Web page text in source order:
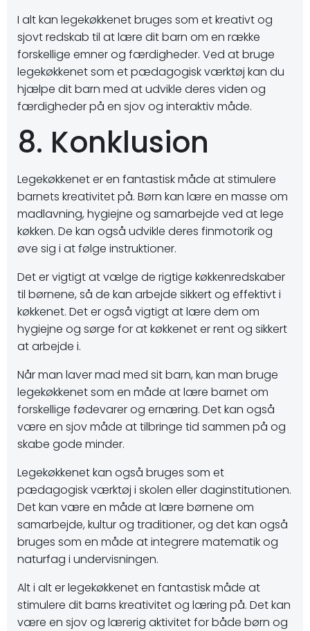
I alt kan legekøkkenet bruges som et kreativt og
sjovt redskab til at lære dit barn om en række
forskellige emner og færdigheder. Ved at bruge
legekøkkenet som et pædagogisk værktøj kan du
hjælpe dit barn med at udvikle deres viden og
færdigheder på en sjov og interaktiv måde.
8. Konklusion
Legekøkkenet er en fantastisk måde at stimulere
barnets kreativitet på. Børn kan lære en masse om
madlavning, hygiejne og samarbejde ved at lege
køkken. De kan også udvikle deres finmotorik og
øve sig i at følge instruktioner.
Det er vigtigt at vælge de rigtige køkkenredskaber
til børnene, så de kan arbejde sikkert og effektivt i
køkkenet. Det er også vigtigt at lære dem om
hygiejne og sørge for at køkkenet er rent og sikkert
at arbejde i.
Når man laver mad med sit barn, kan man bruge
legekøkkenet som en måde at lære barnet om
forskellige fødevarer og ernæring. Det kan også
være en sjov måde at tilbringe tid sammen på og
skabe gode minder.
Legekøkkenet kan også bruges som et
pædagogisk værktøj i skolen eller daginstitutionen.
Det kan være en måde at lære børnene om
samarbejde, kultur og traditioner, og det kan også
bruges som en måde at integrere matematik og
naturfag i undervisningen.
Alt i alt er legekøkkenet en fantastisk måde at
stimulere dit barns kreativitet og læring på. Det kan
være en sjov og lærerig aktivitet for både børn og